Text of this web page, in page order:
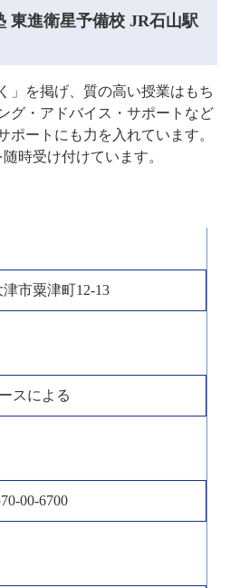
東進衛星予備校 JR石山駅
」を掲げ、質の高い授業はもち
グ・アドバイス・サポートなど
ポートにも力を入れています。
時受け付けています。
市粟津町12-13
スによる
00-6700